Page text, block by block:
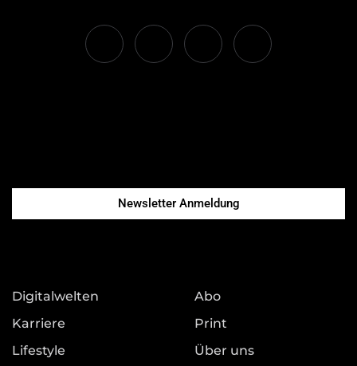
Newsletter Anmeldung
Digitalwelten
Karriere
Lifestyle
Abo
Print
Über uns